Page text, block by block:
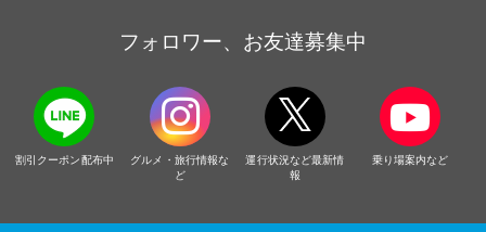
フォロワー、お友達募集中
割引クーポン配布中
グルメ・旅行情報な
ど
運行状況など最新情
報
乗り場案内など